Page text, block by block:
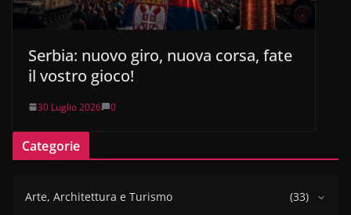
Serbia: nuovo giro, nuova corsa, fate
il vostro gioco!
30 Luglio 2026 0
Categorie
Arte, Architettura e Turismo
(33)